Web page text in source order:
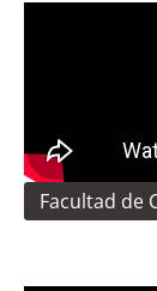
Facultad de